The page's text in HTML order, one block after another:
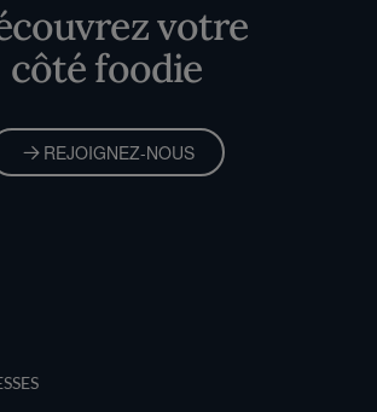
votre
côté foodie
REJOIGNEZ-NOUS